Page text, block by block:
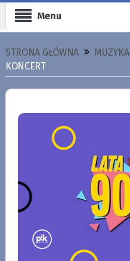
Menu
STRONA GŁÓWNA MUZYKA
KONCERT